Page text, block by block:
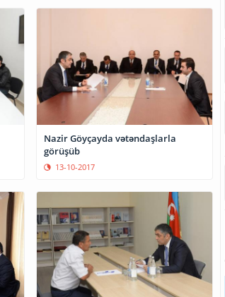
Nazir Göyçayda vətəndaşlarla
görüşüb
13-10-2017